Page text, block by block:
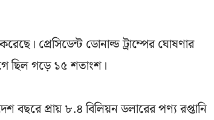
প্রেসিডেন্ট ডোনাল্ড ট্রাম্পের ঘোষণার
ছিল গড়ে ১৫ শতাংশ।
বছরে প্রায় ৮.৪ বিলিয়ন ডলারের পণ্য রপ্তানি